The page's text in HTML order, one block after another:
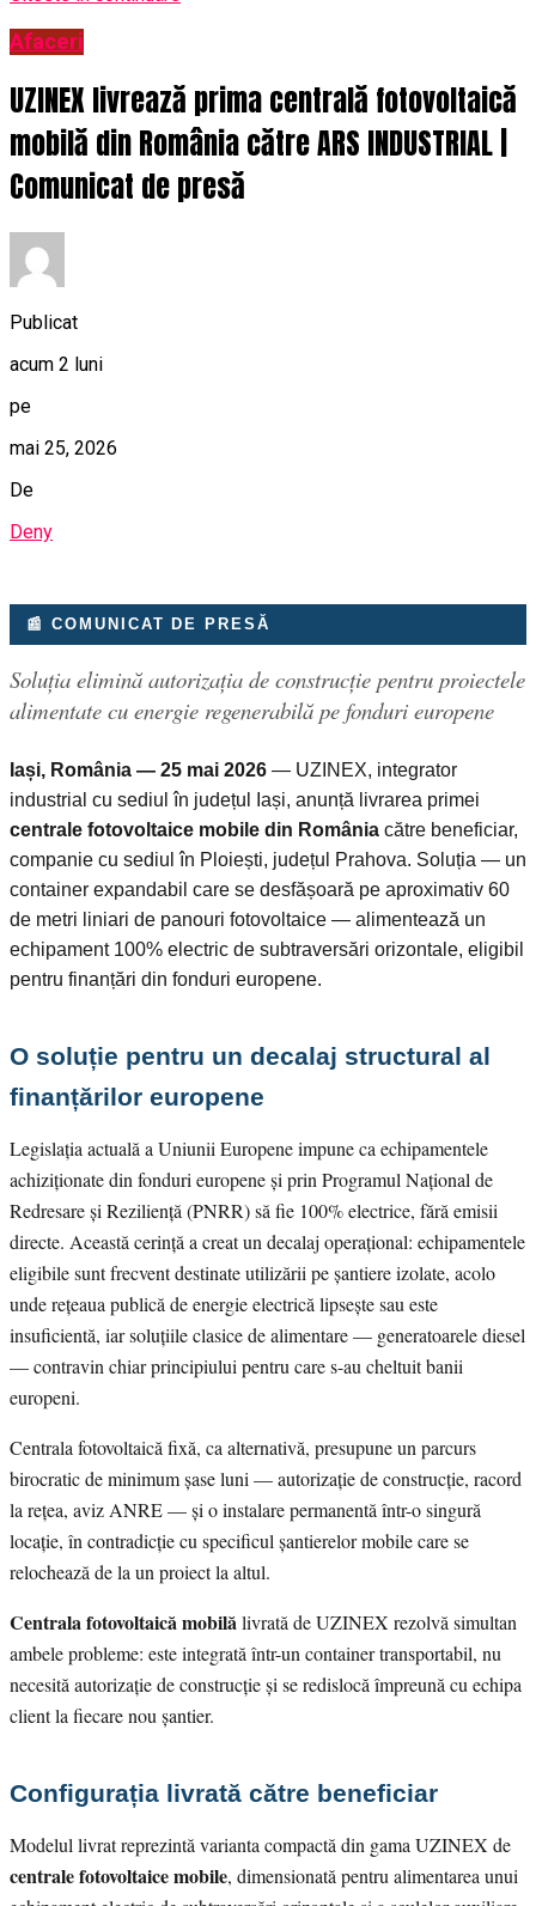
Afaceri
UZINEX livrează prima centrală fotovoltaică
mobilă din România către ARS INDUSTRIAL |
Comunicat de presă
Publicat
acum 2 luni
pe
mai 25, 2026
De
Deny
📰 COMUNICAT DE PRESĂ
Soluția elimină autorizația de construcție pentru proiectele
alimentate cu energie regenerabilă pe fonduri europene
Iași, România — 25 mai 2026 — UZINEX, integrator
industrial cu sediul în județul Iași, anunță livrarea primei
centrale fotovoltaice mobile din România către beneficiar,
companie cu sediul în Ploiești, județul Prahova. Soluția — un
container expandabil care se desfășoară pe aproximativ 60
de metri liniari de panouri fotovoltaice — alimentează un
echipament 100% electric de subtraversări orizontale, eligibil
pentru finanțări din fonduri europene.
O soluție pentru un decalaj structural al
finanțărilor europene
Legislația actuală a Uniunii Europene impune ca echipamentele
achiziționate din fonduri europene și prin Programul Național de
Redresare și Reziliență (PNRR) să fie 100% electrice, fără emisii
directe. Această cerință a creat un decalaj operațional: echipamentele
eligibile sunt frecvent destinate utilizării pe șantiere izolate, acolo
unde rețeaua publică de energie electrică lipsește sau este
insuficientă, iar soluțiile clasice de alimentare — generatoarele diesel
— contravin chiar principiului pentru care s-au cheltuit banii
europeni.
Centrala fotovoltaică fixă, ca alternativă, presupune un parcurs
birocratic de minimum șase luni — autorizație de construcție, racord
la rețea, aviz ANRE — și o instalare permanentă într-o singură
locație, în contradicție cu specificul șantierelor mobile care se
relochează de la un proiect la altul.
Centrala fotovoltaică mobilălivrată de UZINEX rezolvă simultan
ambele probleme: este integrată într-un container transportabil, nu
necesită autorizație de construcție și se redislocă împreună cu echipa
client la fiecare nou șantier.
Configurația livrată către beneficiar
Modelul livrat reprezintă varianta compactă din gama UZINEX de
centrale fotovoltaice mobile, dimensionată pentru alimentarea unui